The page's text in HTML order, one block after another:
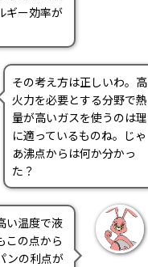
ギー効率が
その考え方は正しいわ。高
火力を必要とする分野で熱
量が高いガスを使うのは理
に適っているものね。じゃ
あ沸点からは何か分かっ
た？
い温度で液
この点から
ンの利点が